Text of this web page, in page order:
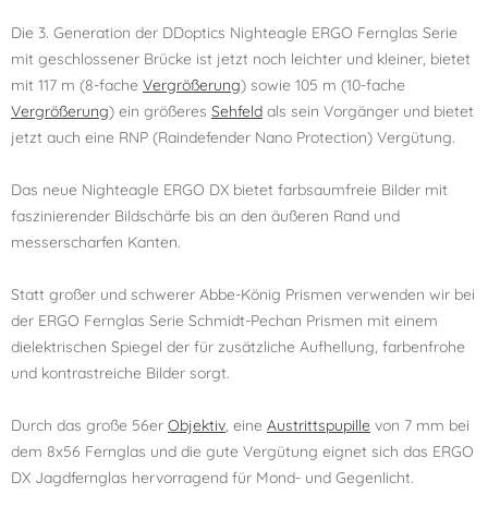
Die 3. Generation der DDoptics Nighteagle ERGO Fernglas Serie
mit geschlossener Brücke ist jetzt noch leichter und kleiner, bietet
mit 117 m (8-fache Vergrößerung) sowie 105 m (10-fache
Vergrößerung) ein größeres Sehfeld als sein Vorgänger und bietet
jetzt auch eine RNP (Raindefender Nano Protection) Vergütung.
Das neue Nighteagle ERGO DX bietet farbsaumfreie Bilder mit
faszinierender Bildschärfe bis an den äußeren Rand und
messerscharfen Kanten.
Statt großer und schwerer Abbe-König Prismen verwenden wir bei
der ERGO Fernglas Serie Schmidt-Pechan Prismen mit einem
dielektrischen Spiegel der für zusätzliche Aufhellung, farbenfrohe
und kontrastreiche Bilder sorgt.
Durch das große 56er Objektiv , eine Austrittspupille von 7 mm bei
dem 8x56 Fernglas und die gute Vergütung eignet sich das ERGO
DX Jagdfernglas hervorragend für Mond- und Gegenlicht.